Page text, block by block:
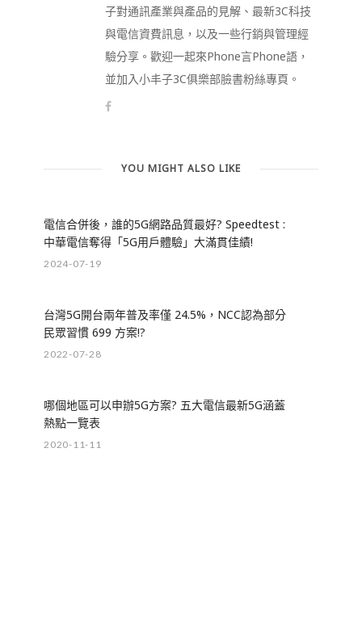
子對通訊產業與產品的見解、最新3C科技
與電信資費訊息，以及一些行銷與管理經
驗分享。歡迎一起來Phone言Phone語，
並加入小丰子3C俱樂部臉書粉絲專頁。
YOU MIGHT ALSO LIKE
電信合併後，誰的5G網路品質最好? Speedtest :
中華電信奪得「5G用戶體驗」大滿貫佳績!
2024-07-19
台灣5G開台兩年普及率僅 24.5%，NCC認為部分
民眾習慣 699 方案!?
2022-07-28
哪個地區可以申辦5G方案? 五大電信最新5G涵蓋
熱點一覽表
2020-11-11